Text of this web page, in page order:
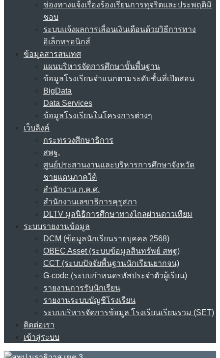
ช่องทางแจ้งเรื่องร้องเรียนการทุจริตและประพฤติมิ
ชอบ
ระบบแจ้งผลการเลื่อนเงินเดือนด้วยวิธีการทาง
อิเล็กทรอนิกส์
ข้อมูลสารสนเทศ
แผนบริหารจัดการศึกษาขั้นพื้นฐาน
ข้อมูลโรงเรียนจำแนกตามระดับชั้นที่เปิดสอน
BigData
Data Services
ข้อมูลโรงเรียนในโครงการต่างๆ
เว็บลิงค์
กระทรวงศึกษาธิการ
สพฐ.
ศูนย์ประสานงานและบริหารการศึกษาจังหวัด
ชายแดนภาคใต้
สำนักงาน ก.ค.ศ.
สำนักงานเลขาธิการคุรุสภา
DLTV มูลนิธิการศึกษาทางไกลผ่านดาวเทียม
ระบบรายงานข้อมูล
DCM (ข้อมูลนักเรียนรายบุคคล 2568)
OBEC Asset (ระบบข้อมูลสินทรัพย์ สพฐ)
CCT (ระบบปัจจัยพื้นฐานนักเรียนยากจน)
G-code (ระบบกำหนดรหัสประจำตัวผู้เรียน)
รายงานการรับนักเรียน
รายงานระบบบัญชีโรงเรียน
ระบบบริหารจัดการข้อมูล โรงเรียนเรียนรวม (SET)
ติดต่อเรา
เข้าสู่ระบบ